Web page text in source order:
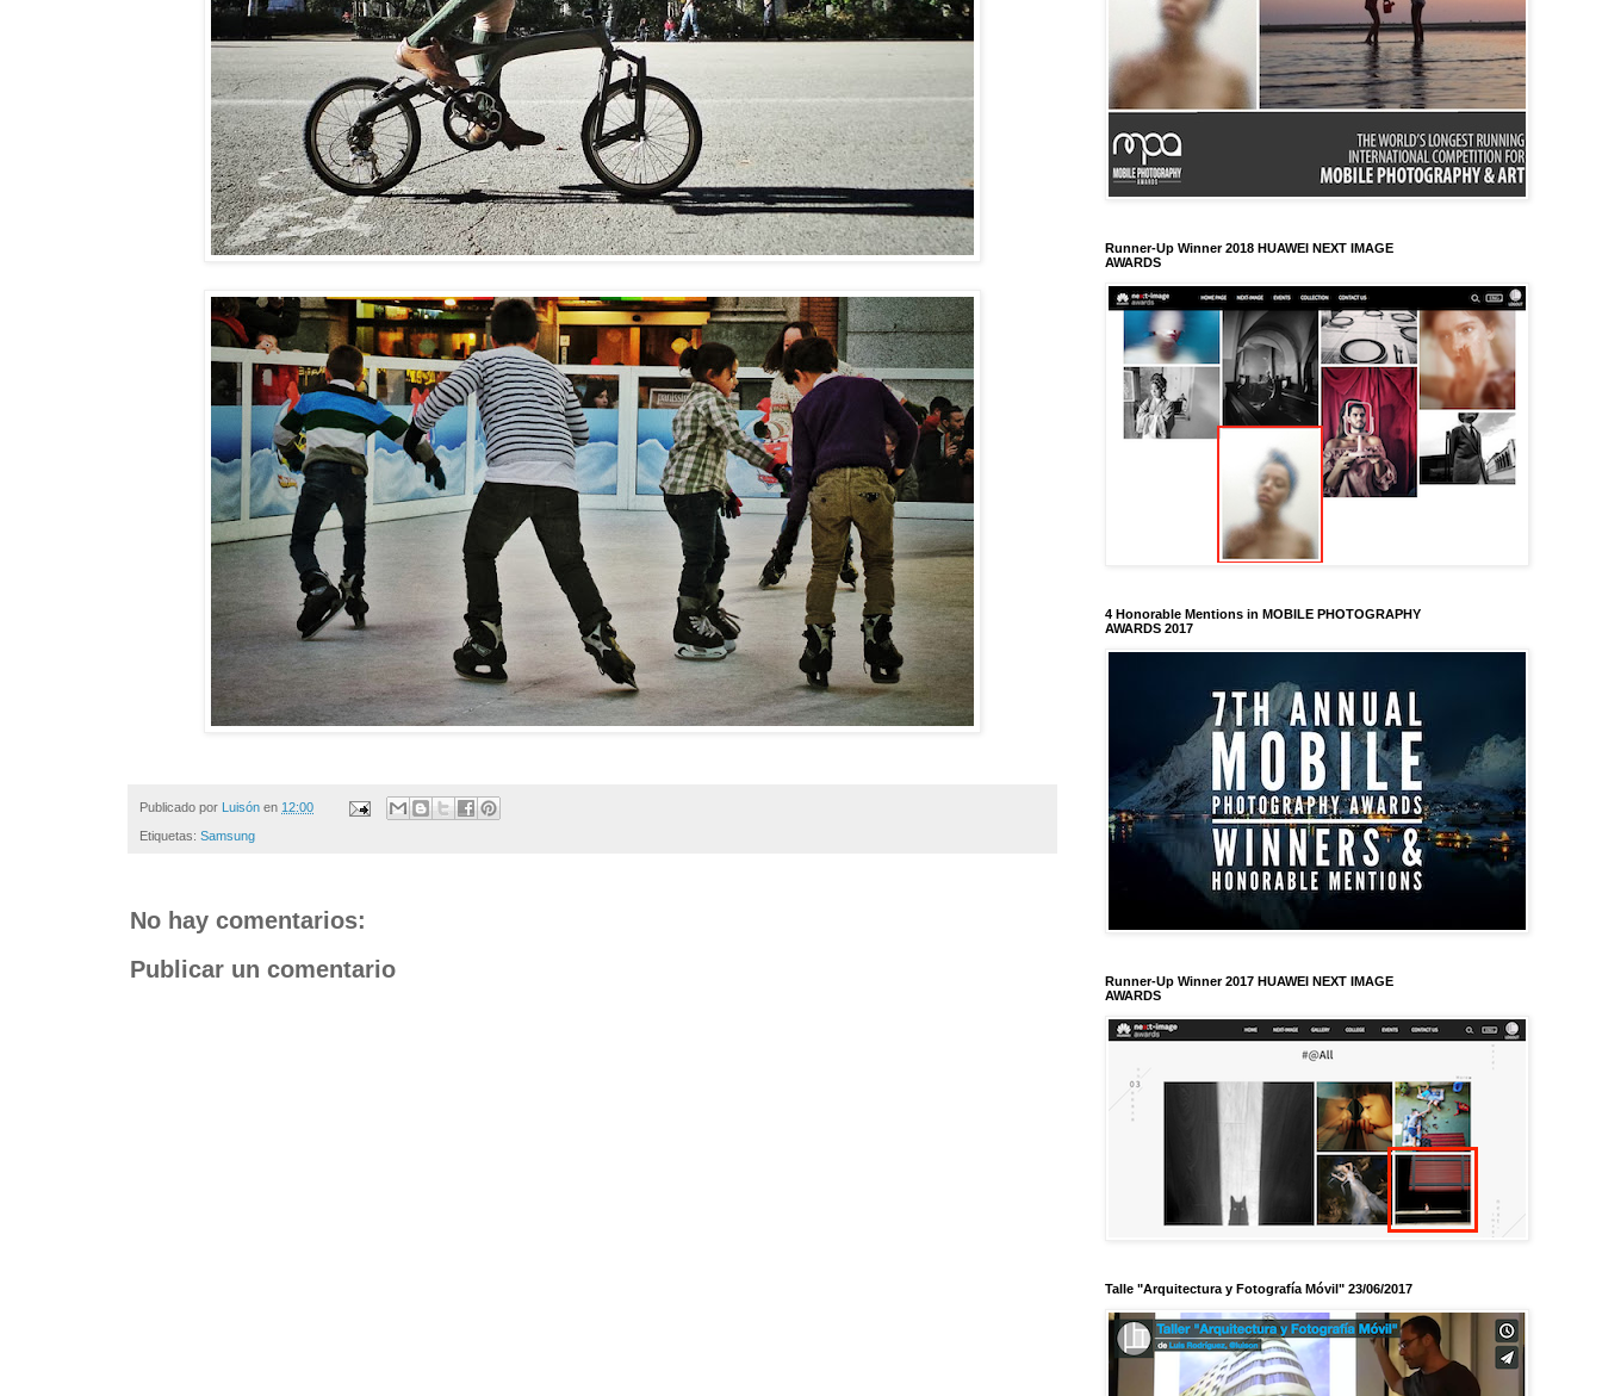
Publicado por Luisón en 12:00
Etiquetas: Samsung
No hay comentarios:
Publicar un comentario
Runner-Up Winner 2018 HUAWEI NEXT IMAGE
AWARDS
4 Honorable Mentions in MOBILE PHOTOGRAPHY
AWARDS 2017
Runner-Up Winner 2017 HUAWEI NEXT IMAGE
AWARDS
Talle "Arquitectura y Fotografía Móvil" 23/06/2017